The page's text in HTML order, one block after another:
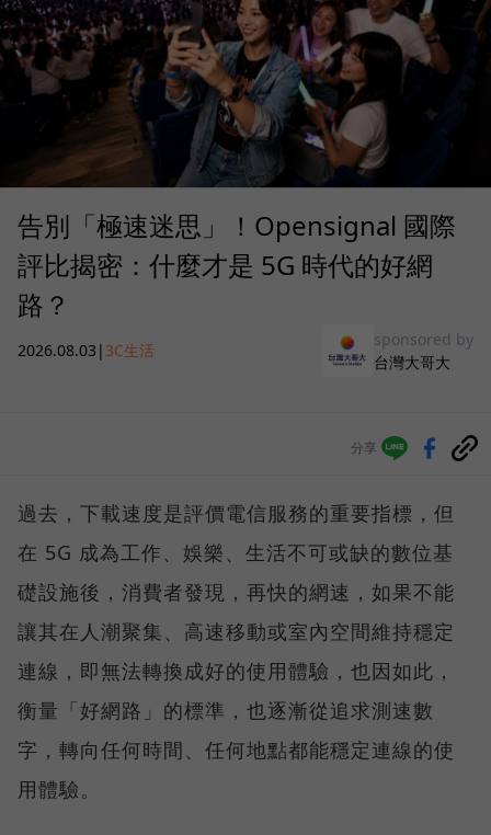
告別「極速迷思」！Opensignal 國際
評比揭密：什麼才是 5G 時代的好網
路？
2026.08.03 | 3C生活
sponsored by
台灣大哥大
分享
過去，下載速度是評價電信服務的重要指標，但
在 5G 成為工作、娛樂、生活不可或缺的數位基
礎設施後，消費者發現，再快的網速，如果不能
讓其在人潮聚集、高速移動或室內空間維持穩定
連線，即無法轉換成好的使用體驗，也因如此，
衡量「好網路」的標準，也逐漸從追求測速數
字，轉向任何時間、任何地點都能穩定連線的使
用體驗。